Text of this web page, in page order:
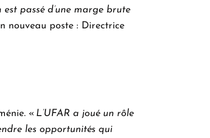
est passé d’une marge brute
nouveau poste : Directrice
« L’UFAR a joué un rôle
les opportunités qui